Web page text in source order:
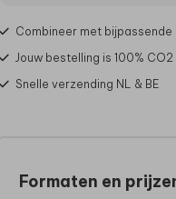
Combineer met
Jouw bestelling is 100% CO2
Snelle verzending NL & BE
Formaten en